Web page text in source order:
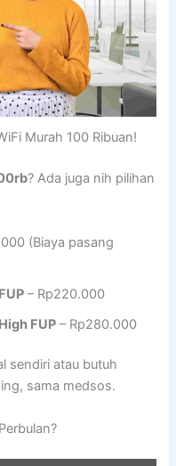
Murah 100 Ribuan!
? Ada juga nih pilihan
(Biaya pasang
– Rp220.000
FUP – Rp280.000
sendiri atau butuh
sama medsos.